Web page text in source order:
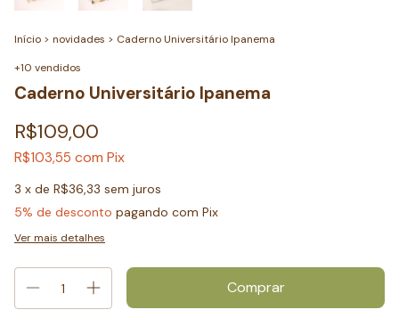
Início > novidades > Caderno Universitário Ipanema
+10 vendidos
Caderno Universitário Ipanema
R$109,00
R$103,55 com Pix
3 x de R$36,33 sem juros
5% de desconto pagando com Pix
Ver mais detalhes